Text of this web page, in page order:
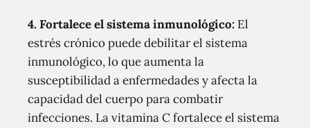
4. Fortalece el sistema inmunológico: El
estrés crónico puede debilitar el sistema
inmunológico, lo que aumenta la
susceptibilidad a enfermedades y afecta la
capacidad del cuerpo para combatir
infecciones. La vitamina C fortalece el sistema